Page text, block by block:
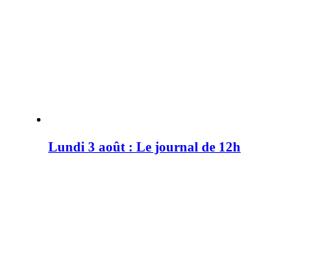
Lundi 3 août : Le journal de 12h